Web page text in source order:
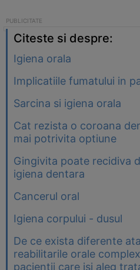
Citeste si despre:
Igiena orala
Implicatiile fumatului in
Sarcina si igiena orala
Cat rezista o coroana
mai potrivita optiune
Gingivita poate recidiva
igiena dentara
Cancerul oral
Igiena corpului - dusul
De ce exista diferente
reabilitarile orale
pacientii care isi aleg